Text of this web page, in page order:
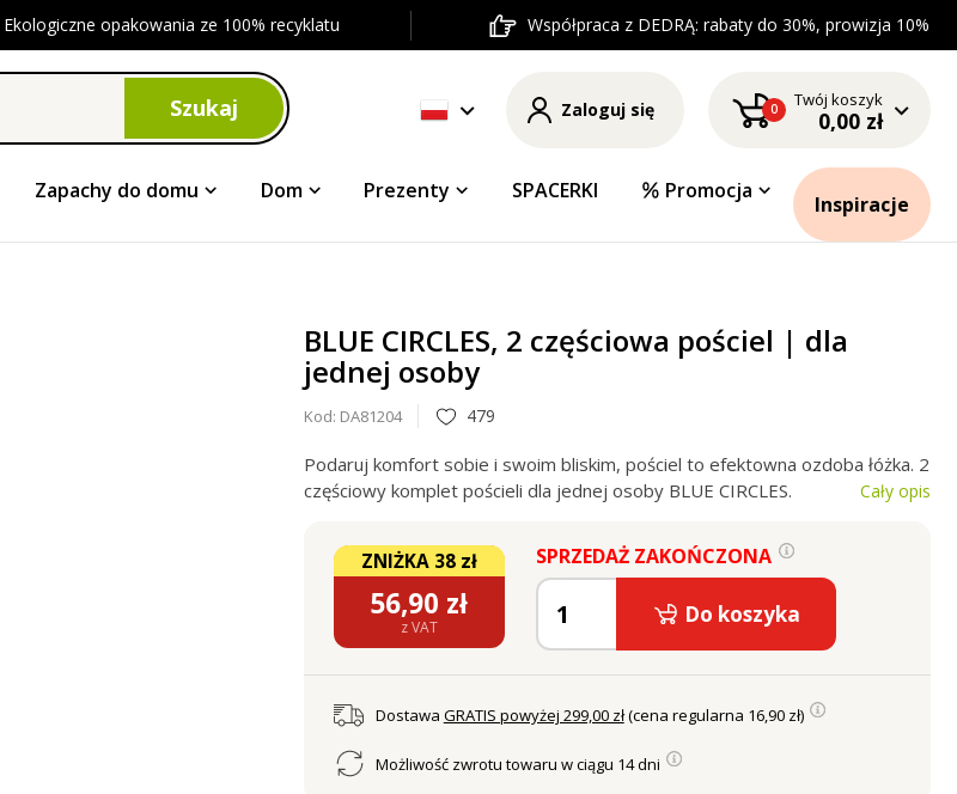
Ekologiczne opakowania ze 100% recyklatu Współpraca z DEDRĄ: rabaty do 30%, prowizja 10%
Szukaj Zaloguj się 0 Twój koszyk
0,00 zł
Zapachy do domu Dom Prezenty SPACERKI Promocja
Inspiracje
BLUE CIRCLES, 2 częściowa pościel | dla
jednej osoby
Kod: DA81204 479
Podaruj komfort sobie i swoim bliskim, pościel to efektowna ozdoba łóżka. 2
częściowy komplet pościeli dla jednej osoby BLUE CIRCLES.
Cały opis
ZNIŻKA 38 zł
56,90 zł
z VAT
SPRZEDAŻ ZAKOŃCZONA
Do koszyka
Dostawa GRATIS powyżej 299,00 zł(cena regularna 16,90 zł)
Możliwość zwrotu towaru w ciągu 14 dni